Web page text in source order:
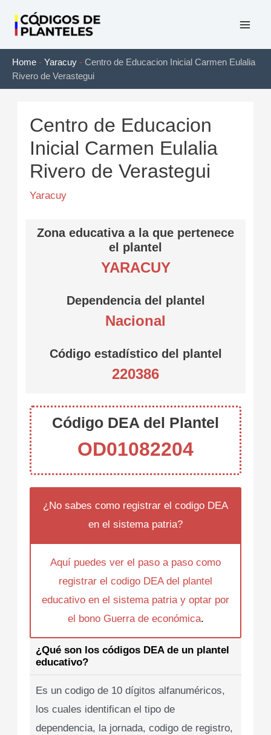
contenido
Home - Yaracuy - Centro de Educacion Inicial Carmen Eulalia
Rivero de Verastegui
Centro de Educacion
Inicial Carmen Eulalia
Rivero de Verastegui
Yaracuy
Zona educativa a la que pertenece
el plantel
YARACUY
Dependencia del plantel
Nacional
Código estadístico del plantel
220386
Código DEA del Plantel
OD01082204
¿No sabes como registrar el codigo DEA
en el sistema patria?
Aquí puedes ver el paso a paso como
registrar el codigo DEA del plantel
educativo en el sistema patria y optar por
el bono Guerra de económica.
¿Qué son los códigos DEA de un plantel
educativo?
Es un codigo de 10 dígitos alfanuméricos,
los cuales identifican el tipo de
dependencia, la jornada, codigo de registro,